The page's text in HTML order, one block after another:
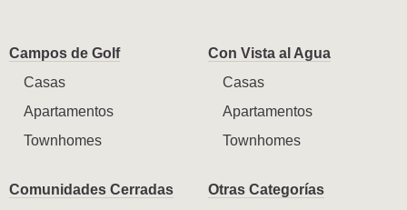
Campos de Golf
Casas
Apartamentos
Townhomes
Con Vista al Agua
Casas
Apartamentos
Townhomes
Comunidades Cerradas
Otras Categorías